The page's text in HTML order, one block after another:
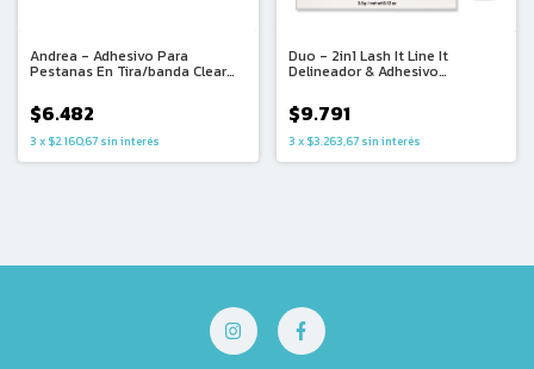
Andrea - Adhesivo Para
Pestanas En Tira/banda Clear
$6.482
3 x $2.160,67 sin interés
Duo - 2in1 Lash It Line It
Delineador & Adhesivo
$9.791
3 x $3.263,67 sin interés